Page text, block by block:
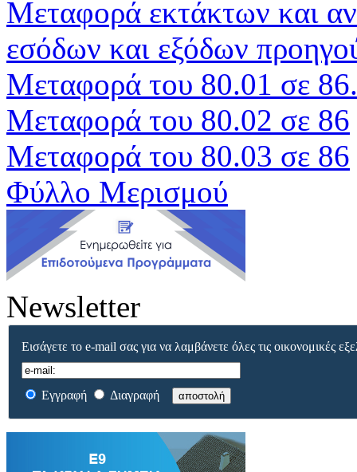
Μεταφορά εκτάκτων και
εσόδων και εξόδων
Μεταφορά του 80.01 σε
Μεταφορά του 80.02 σε 86
Μεταφορά του 80.03 σε 86
Φύλλο Μερισμού
Newsletter
Εισάγετε το e-mail σας για να λαμβάνετε όλες τις οικονομικές
Εγγραφή Διαγραφή αποστολή